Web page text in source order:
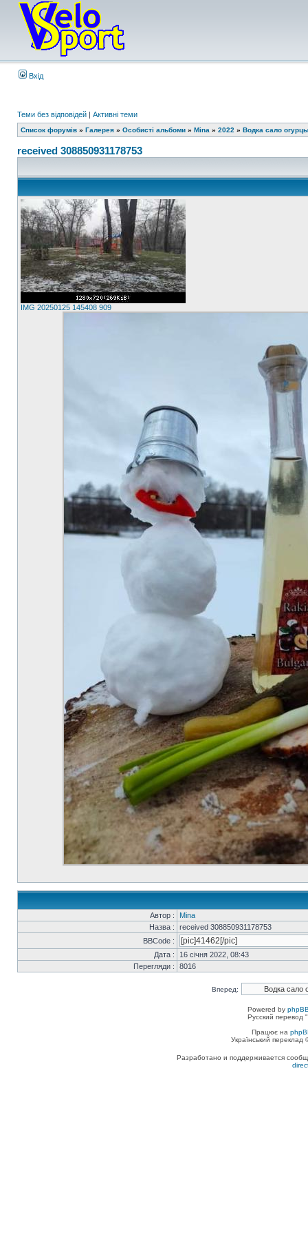
Вхід
Теми без відповідей | Активні теми
Список форумів » Галерея » Особисті альбоми » Mina » 2022 » Водка сало
received 308850931178753
IMG 20250125 145408 909
Автор :
Mina
Назва :
received 308850931178753
BBCode :
Дата :
16 січня 2022, 08:43
Перегляди :
8016
Вперед:
Powered by
Русский перевод
Працює на
Український
Разработано и поддерживается